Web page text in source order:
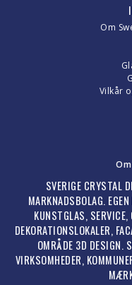
Om
Vilkår
SVERIGE CRYSTAL
MARKNADSBOLAG.
KUNSTGLAS,
DEKORATIONSLOKALER,
OMRÅDE 3D DESIGN.
VIRKSOMHEDER,